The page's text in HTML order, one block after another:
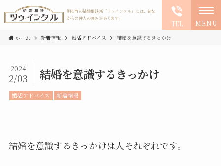
明石市の結婚相談所「ツゥインクル」には、昔な
がらの仲人の良さがあります。
TEL MENU
ホーム 新着情報 婚活アドバイス 結婚を意識するきっかけ
結婚を意識するきっかけ
2024
2/03
婚活アドバイス 新着情報
結婚を意識するきっかけは人それぞれです。